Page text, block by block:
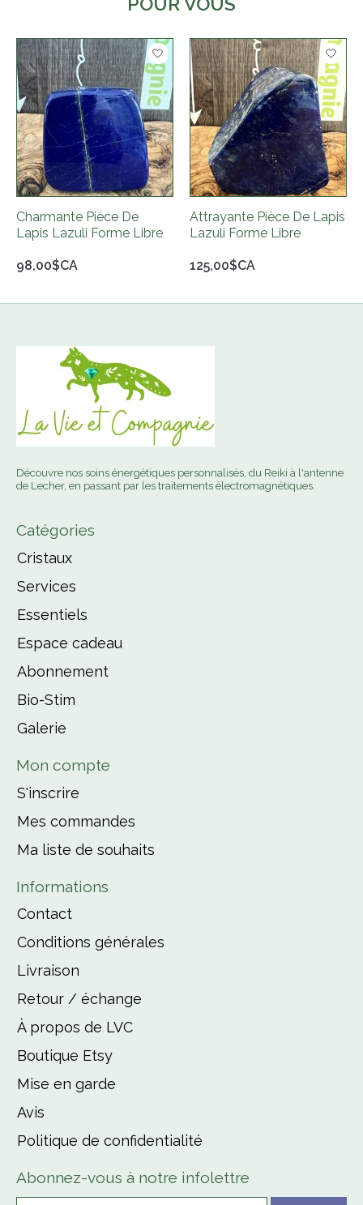
Articles du carrousel de produits
98,00$CA
Charmante Pièce De
Lapis Lazuli Forme Libre
125,00$CA
Attrayante Pièce De Lapis
Lazuli Forme Libre
Découvre nos soins énergétiques personnalisés, du Reiki à l'antenne
de Lecher, en passant par les traitements électromagnétiques.
Catégories
Cristaux
Services
Essentiels
Espace cadeau
Abonnement
Bio-Stim
Galerie
Mon compte
S'inscrire
Mes commandes
Ma liste de souhaits
Informations
Contact
Conditions générales
Livraison
Retour / échange
À propos de LVC
Boutique Etsy
Mise en garde
Avis
Politique de confidentialité
Abonnez-vous à notre infolettre